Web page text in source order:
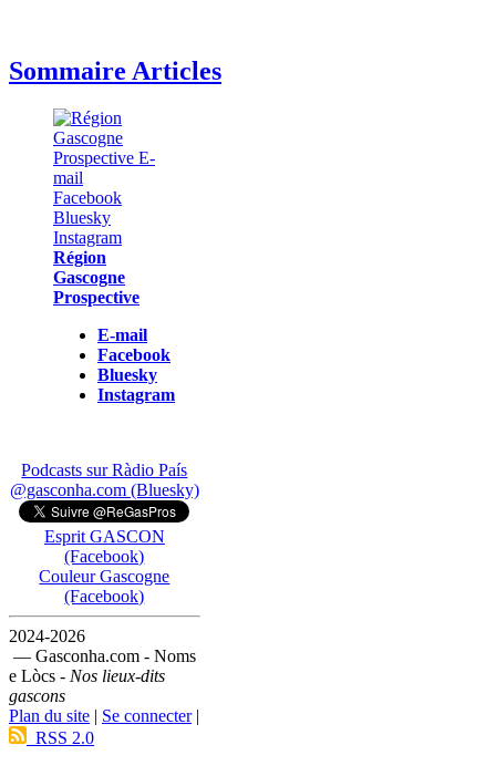
Sommaire Articles
Région
Gascogne
Prospective
E-mail
Facebook
Bluesky
Instagram
Podcasts sur Ràdio País
@gasconha.com (Bluesky)
Esprit GASCON
(Facebook)
Couleur Gascogne
(Facebook)
2024-2026
— Gasconha.com - Noms
e Lòcs - Nos lieux-dits
gascons
Plan du site | Se connecter|
RSS 2.0